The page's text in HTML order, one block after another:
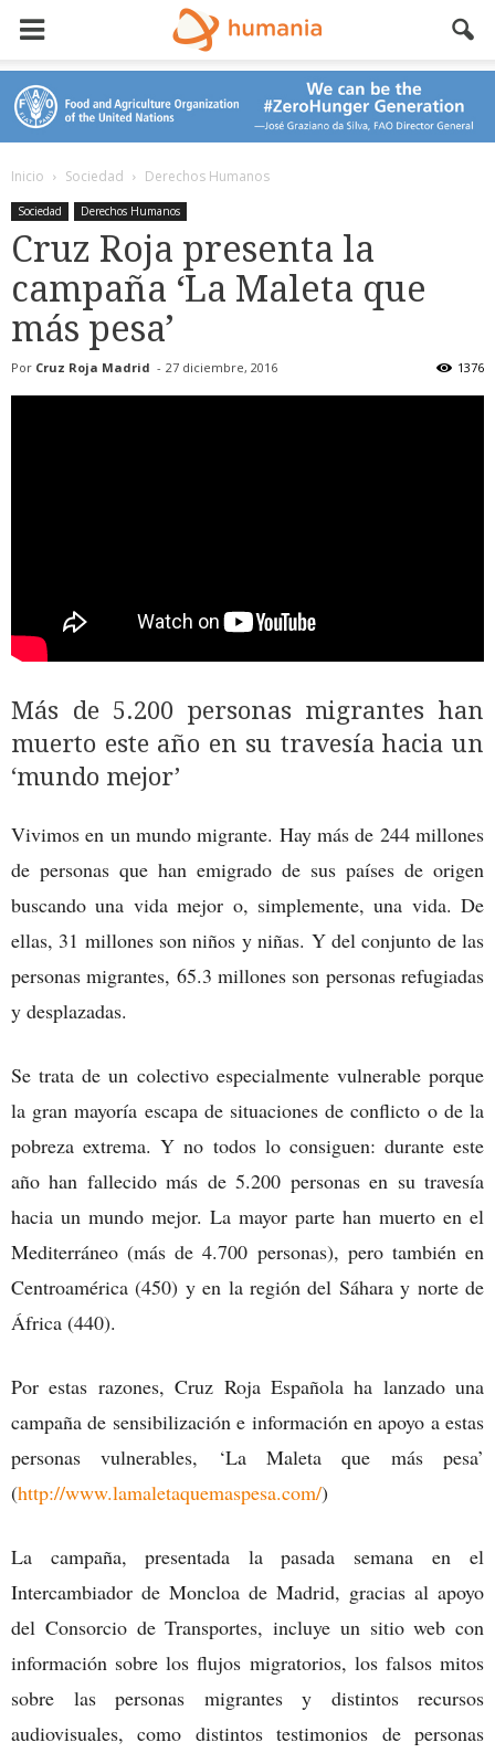
Inicio Sociedad Derechos Humanos
Sociedad Derechos Humanos
Cruz Roja presenta la
campaña ‘La Maleta que
más pesa’
Por Cruz Roja Madrid - 27 diciembre, 2016 1376
Más de 5.200 personas migrantes han
muerto este año en su travesía hacia un
‘mundo mejor’
Vivimos en un mundo migrante. Hay más de 244 millones
de personas que han emigrado de sus países de origen
buscando una vida mejor o, simplemente, una vida. De
ellas, 31 millones son niños y niñas. Y del conjunto de las
personas migrantes, 65.3 millones son personas refugiadas
y desplazadas.
Se trata de un colectivo especialmente vulnerable porque
la gran mayoría escapa de situaciones de conflicto o de la
pobreza extrema. Y no todos lo consiguen: durante este
año han fallecido más de 5.200 personas en su travesía
hacia un mundo mejor. La mayor parte han muerto en el
Mediterráneo (más de 4.700 personas), pero también en
Centroamérica (450) y en la región del Sáhara y norte de
África (440).
Por estas razones, Cruz Roja Española ha lanzado una
campaña de sensibilización e información en apoyo a estas
personas vulnerables, ‘La Maleta que más pesa’
(http://www.lamaletaquemaspesa.com/)
La campaña, presentada la pasada semana en el
Intercambiador de Moncloa de Madrid, gracias al apoyo
del Consorcio de Transportes, incluye un sitio web con
información sobre los flujos migratorios, los falsos mitos
sobre las personas migrantes y distintos recursos
audiovisuales, como distintos testimonios de personas